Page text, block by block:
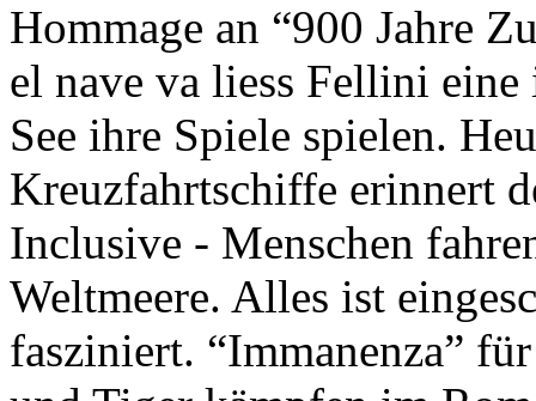
Hommage an “900 Jahre
el nave va liess Fellini
See ihre Spiele spielen.
Kreuzfahrtschiffe erinnert
Inclusive - Menschen
Weltmeere. Alles ist
fasziniert. “Immanenza”